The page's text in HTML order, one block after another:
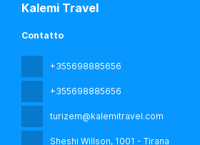
Kalemi Travel
Contatto
+355698885656
+355698885656
turizem@kalemitravel.com
Sheshi Willson, 1001 - Tirana